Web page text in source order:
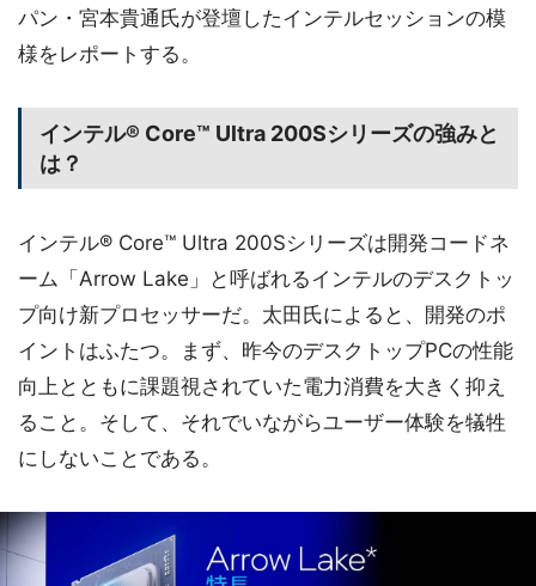
パン・宮本貴通氏が登壇したインテルセッションの模
様をレポートする。
インテル® Core™ Ultra 200Sシリーズの強みと
は？
インテル® Core™ Ultra 200Sシリーズは開発コードネ
ーム「Arrow Lake」と呼ばれるインテルのデスクトッ
プ向け新プロセッサーだ。太田氏によると、開発のポ
イントはふたつ。まず、昨今のデスクトップPCの性能
向上とともに課題視されていた電力消費を大きく抑え
ること。そして、それでいながらユーザー体験を犠牲
にしないことである。